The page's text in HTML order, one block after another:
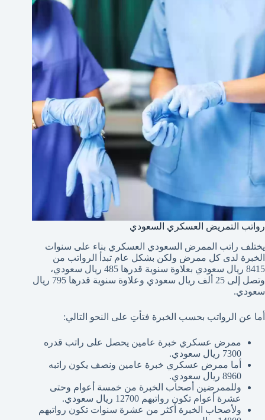
رواتب التمريض العسكري السعودي
يختلف راتب الممرض السعودي العسكري بناء على سنوات
الخبرة لدى كل ممرض ولكن بشكل عام تبدأ الرواتب من
8415 ريال سعودي بعلاوة سنوية قدرها 485 ريال سعودي،
وتصل إلى 25 ألف ريال سعودي وعلاوة سنوية قدرها 795 ريال
سعودي.
أما عن الرواتب بحسب الخبرة فتأتِ على النحو التالي:
ممرض عسكري خبرة عامين يحصل على راتب قدره
7300 ريال سعودي.
أما ممرض عسكري خبرة عامين ونصف يكون راتبه
8960 ريال سعودي.
وللممرضين أصحاب الخبرة من خمسة أعوام وحتى
عشرة أعوام تكون رواتبهم 12700 ريال سعودي.
ولأصحاب الخبرة أكثر من عشرة سنوات تكون رواتبهم